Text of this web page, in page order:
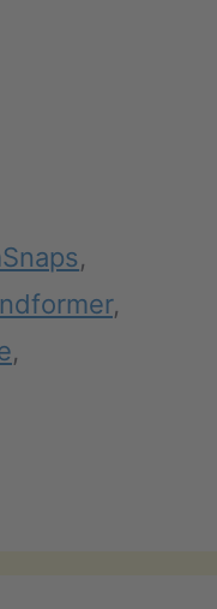
,
,
,